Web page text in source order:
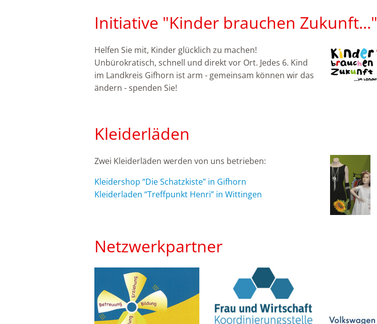
Initiative "Kinder brauchen Zukunft..."
Helfen Sie mit, Kinder glücklich zu machen!
Unbürokratisch, schnell und direkt vor Ort. Jedes 6. Kind
im Landkreis Gifhorn ist arm - gemeinsam können wir das
ändern - spenden Sie!
Kleiderläden
Zwei Kleiderläden werden von uns betrieben:
Kleidershop “Die Schatzkiste” in Gifhorn
Kleiderladen “Treffpunkt Henri” in Wittingen
Netzwerkpartner